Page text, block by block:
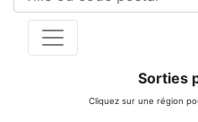
Sorties
Cliquez sur une région